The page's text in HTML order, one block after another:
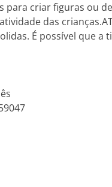
para criar figuras ou
das
É possível que a